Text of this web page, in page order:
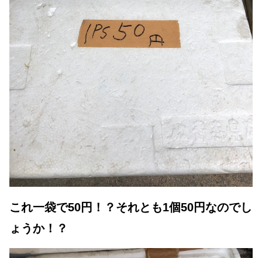
これ一袋で50円！？それとも1個50円なのでし
ょうか！？